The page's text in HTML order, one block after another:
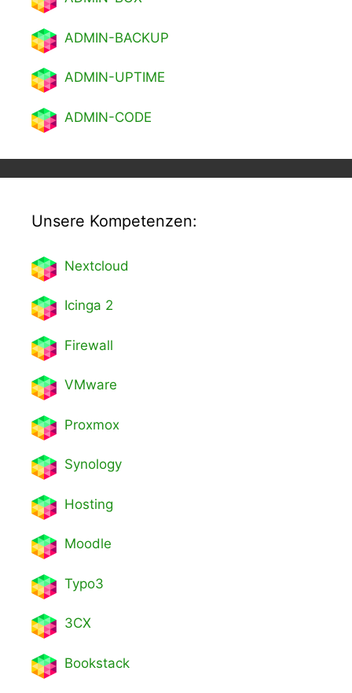
ADMIN-BACKUP
ADMIN-UPTIME
ADMIN-CODE
Unsere Kompetenzen:
Nextcloud
Icinga 2
Firewall
VMware
Proxmox
Synology
Hosting
Moodle
Typo3
3CX
Bookstack